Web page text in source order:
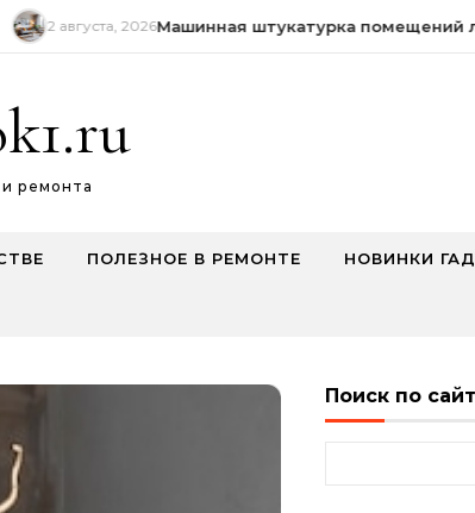
2 августа, 2026Машинная штукатурка помещений
ремонта
ПОЛЕЗНОЕ В РЕМОНТЕ НОВИНКИ
Поиск по